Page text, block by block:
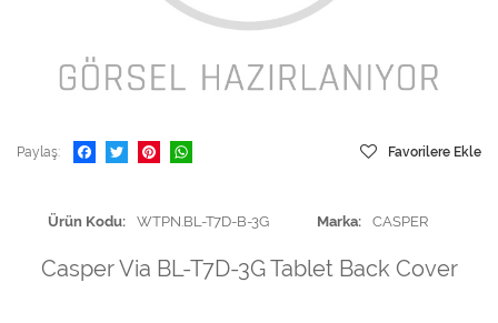
Paylaş Favorilere Ekle
Ürün Kodu WTPN.BL-T7D-B-3G Marka CASPER
Casper Via BL-T7D-3G Tablet Back Cover